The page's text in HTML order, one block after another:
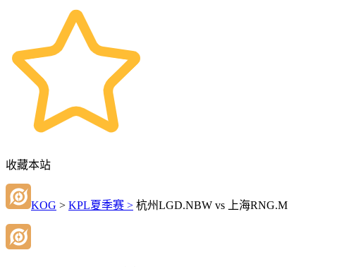
收藏本站
KOG > KPL夏季赛 > 杭州LGD.NBW vs 上海RNG.M